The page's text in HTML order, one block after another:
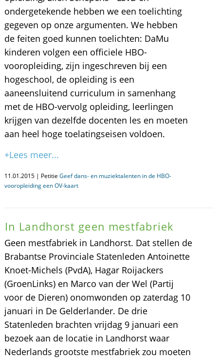
ondergetekende hebben we een toelichting
gegeven op onze argumenten. We hebben
de feiten goed kunnen toelichten: DaMu
kinderen volgen een officiele HBO-
vooropleiding, zijn ingeschreven bij een
hogeschool, de opleiding is een
aaneensluitend curriculum in samenhang
met de HBO-vervolg opleiding, leerlingen
krijgen van dezelfde docenten les en moeten
aan heel hoge toelatingseisen voldoen.
+Lees meer...
11.01.2015 | Petitie Geef dans- en muziektalenten in de HBO-
vooropleiding een OV-kaart
In Landhorst geen mestfabriek
Geen mestfabriek in Landhorst. Dat stellen de
Brabantse Provinciale Statenleden Antoinette
Knoet-Michels (PvdA), Hagar Roijackers
(GroenLinks) en Marco van der Wel (Partij
voor de Dieren) onomwonden op zaterdag 10
januari in De Gelderlander. De drie
Statenleden brachten vrijdag 9 januari een
bezoek aan de locatie in Landhorst waar
Nederlands grootste mestfabriek zou moeten